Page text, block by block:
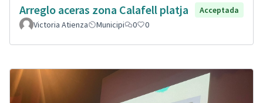
Arreglo aceras zona Calafell platja
Acceptada
Victoria Atienza
Municipi 0 0